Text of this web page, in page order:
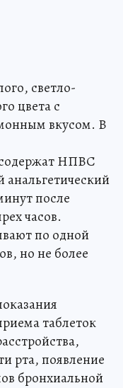
светло-
цвета с
вкусом. В
НПВС
после
часов.
по одной
но не более
таблеток
рта, появление
бронхиальной